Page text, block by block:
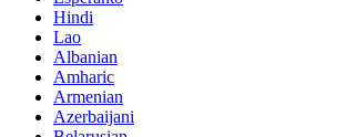
Hindi
Lao
Albanian
Amharic
Armenian
Azerbaijani